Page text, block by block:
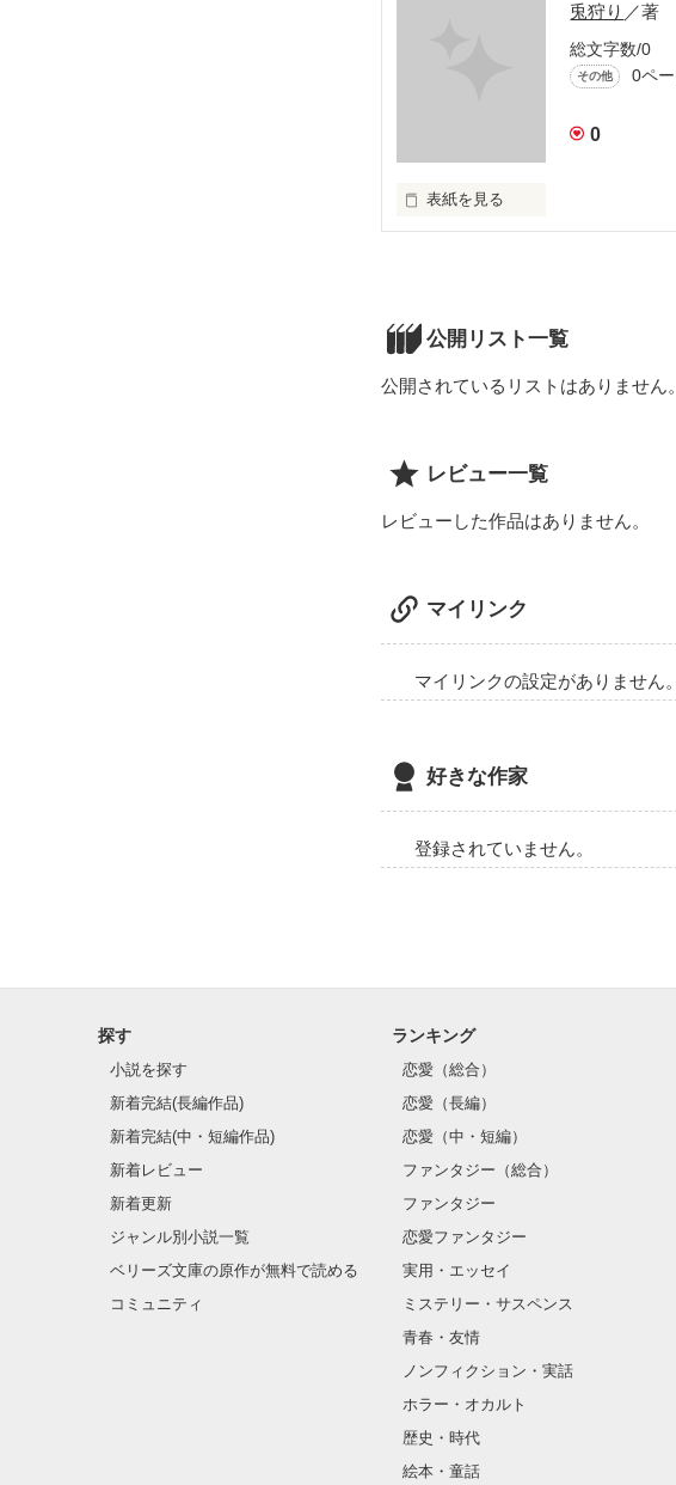
兎狩り ／著
総文字数/0
その他 0ペ
0
表紙を見る
公開リスト一覧
公開されているリストはありません。
レビュー一覧
レビューした作品はありません。
マイリンク
マイリンクの設定がありません。
好きな作家
登録されていません。
探す
小説を探す
新着完結(長編作品)
新着完結(中・短編作品)
新着レビュー
新着更新
ジャンル別小説一覧
ベリーズ文庫の原作が無料で読める
コミュニティ
ランキング
恋愛（総合）
恋愛（長編）
恋愛（中・短編）
ファンタジー（総合）
ファンタジー
恋愛ファンタジー
実用・エッセイ
ミステリー・サスペンス
青春・友情
ノンフィクション・実話
ホラー・オカルト
歴史・時代
絵本・童話